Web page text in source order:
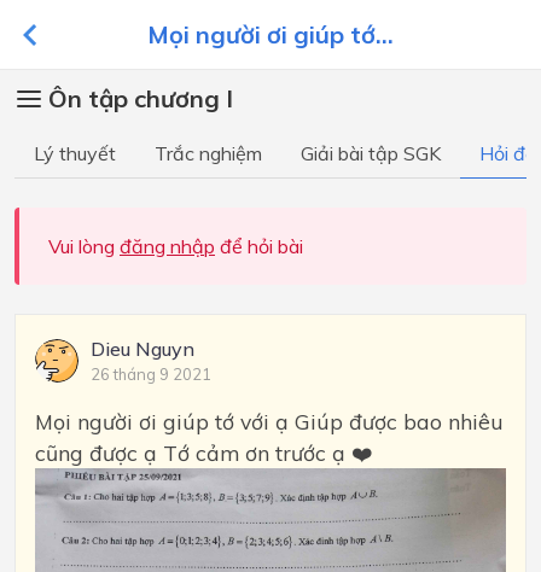
Mọi người ơi giúp tớ...
Ôn tập chương I
Lý thuyết Trắc nghiệm Giải bài tập SGK Hỏi
Vui lòng đăng nhập để hỏi bài
Dieu Nguyn
26 tháng 9 2021
Mọi người ơi giúp tớ với ạ Giúp được bao nhiêu
cũng được ạ Tớ cảm ơn trước ạ ❤️